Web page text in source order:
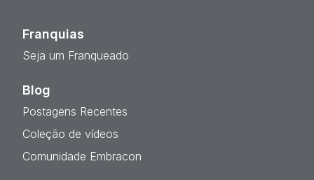
Franquias
Seja um Franqueado
Blog
Postagens Recentes
Coleção de vídeos
Comunidade Embracon